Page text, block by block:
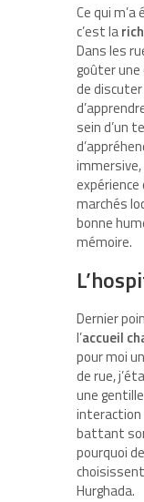
Ce qui
c’est la
Dans les
goûter
de
sein d’un
expérience
marchés
bonne
mémoire.
Dernier
l’accueil
pour moi
de rue,
une
interaction
battant
pourquoi
Hurghada.